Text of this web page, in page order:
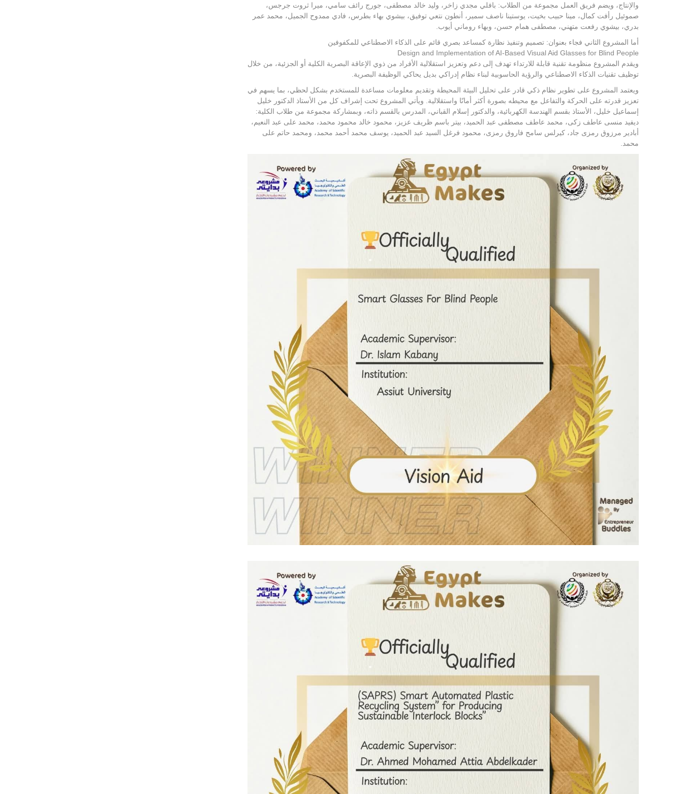
والإنتاج، ويضم فريق العمل مجموعة من الطلاب: بافلي مجدي زاخر، وليد خالد مصطفى، جورج رائف سامي، ميرا ثروت جرجس،
صموئيل رأفت كمال، مينا حبيب بخيت، يوستينا ناصف سمير، أنطون نتعي توفيق، بيشوي بهاء بطرس، فادي ممدوح الجميل، محمد عمر
بدري، بيشوي رفعت متهني، مصطفى همام حسن، وبهاء روماني أيوب.
أما المشروع الثاني فجاء بعنوان: تصميم وتنفيذ نظارة كمساعد بصري قائم على الذكاء الاصطناعي للمكفوفين
Design and Implementation of AI-Based Visual Aid Glasses for Blind People
ويقدم المشروع منظومة تقنية قابلة للارتداء تهدف إلى دعم وتعزيز استقلالية الأفراد من ذوي الإعاقة البصرية الكلية أو الجزئية، من خلال
توظيف تقنيات الذكاء الاصطناعي والرؤية الحاسوبية لبناء نظام إدراكي بديل يحاكي الوظيفة البصرية.
ويعتمد المشروع على تطوير نظام ذكي قادر على تحليل البيئة المحيطة وتقديم معلومات مساعدة للمستخدم بشكل لحظي، بما يسهم في
تعزيز قدرته على الحركة والتفاعل مع محيطه بصورة أكثر أمانًا واستقلالية. ويأتي المشروع تحت إشراف كل من الأستاذ الدكتور خليل
إسماعيل خليل، الأستاذ بقسم الهندسة الكهربائية، والدكتور إسلام القباني، المدرس بالقسم ذاته، وبمشاركة مجموعة من طلاب الكلية:
ديفيد منسى عاطف زكى، محمد عاطف مصطفى عبد الحميد، بيتر باسم ظريف عزيز، محمود خالد محمود محمد، محمد على عبد النعيم،
أبادير مرزوق رمزى جاد، كيرلس سامح فاروق رمزى، محمود فرغل السيد عبد الحميد، يوسف محمد أحمد محمد، ومحمد حاتم على
محمد.